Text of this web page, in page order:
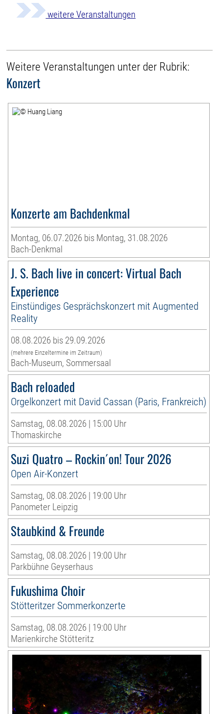
weitere Veranstaltungen
Weitere Veranstaltungen unter der Rubrik:
Konzert
Konzerte am Bachdenkmal
Montag, 06.07.2026 bis Montag, 31.08.2026
Bach-Denkmal
J. S. Bach live in concert: Virtual Bach
Experience
Einstündiges Gesprächskonzert mit Augmented
Reality
08.08.2026 bis 29.09.2026
(mehrere Einzeltermine im Zeitraum)
Bach-Museum, Sommersaal
Bach reloaded
Orgelkonzert mit David Cassan (Paris, Frankreich)
Samstag, 08.08.2026 | 15:00 Uhr
Thomaskirche
Suzi Quatro – Rockin´on! Tour 2026
Open Air-Konzert
Samstag, 08.08.2026 | 19:00 Uhr
Panometer Leipzig
Staubkind & Freunde
Samstag, 08.08.2026 | 19:00 Uhr
Parkbühne Geyserhaus
Fukushima Choir
Stötteritzer Sommerkonzerte
Samstag, 08.08.2026 | 19:00 Uhr
Marienkirche Stötteritz